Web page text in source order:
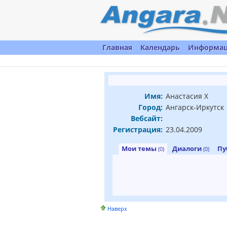
Главная Календарь
Имя: Анастасия Х
Город: Ангарск-Иркутск
Вебсайт:
Регистрация: 23.04.2009
Мои темы (0) Диалоги (0)
Наверх